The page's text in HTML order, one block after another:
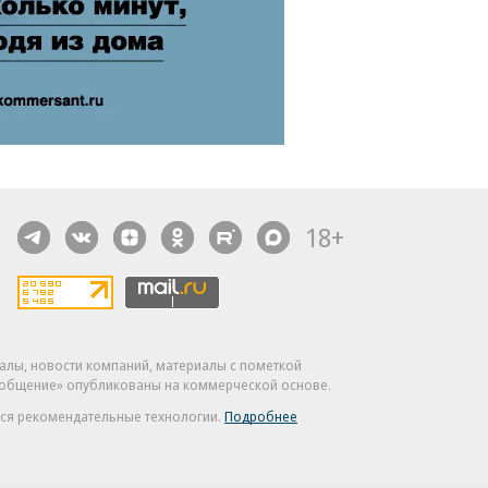
18+
новости компаний, материалы с пометкой
опубликованы на коммерческой основе.
рекомендательные технологии. Подробнее